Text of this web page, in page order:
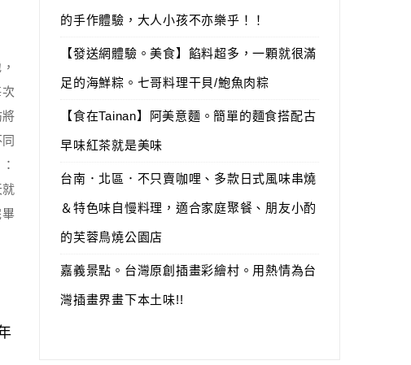
就
的手作體驗，大人小孩不亦樂乎！！
【發送網體驗。美食】餡料超多，一顆就很滿
足的海鮮粽。七哥料理干貝/鮑魚肉粽
【食在Tainan】阿美意麵。簡單的麵食搭配古
早味紅茶就是美味
台南．北區．不只賣咖哩、多款日式風味串燒
＆特色味自慢料理，適合家庭聚餐、朋友小酌
的芙蓉鳥燒公園店
嘉義景點。台灣原創插畫彩繪村。用熱情為台
灣插畫界畫下本土味!!